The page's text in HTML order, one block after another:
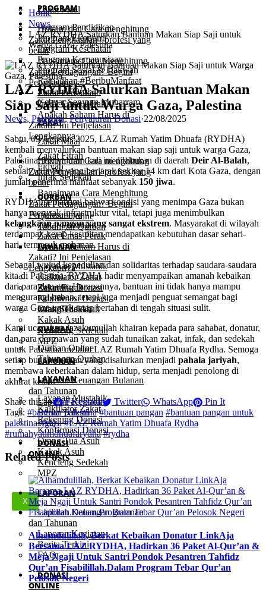
Zakat Maal
Hukum dan Cara menghitung
Zakat Penghasilan / profesi yang
benar
Bagaimana Cara Menghitung
Zakat Perdagangan? Begini
Penjelasannya
Zakat Pertanian
Zakat Emas Perak
Apakah Saham Harus di
Zakati? Ini Penjelasan
Lengkapnya
Zakat Fitrah
Fidyah
Infak Sedekah
QURBAN
Qurban Online
Tabungan Qurban
LAYANAN
Layanan Mustahik
Kalkulator Zakat
Rekening Donasi
Konfirmasi Donasi
Orang Tua Asuh
Kakak Asuh
Kencleng Sedekah
MPZ
LAPORAN
Laporan Keuangan Bulanan
dan Tahunan
Laporan Kegiatan
Berita Terkini
FAQ
DONASI
ONLINE
X
PROGRAM
Program Pendidikan
Program Ekonomi
Program Kesehatan
Program Kemanusiaan
Program Sosial & Dakwah
Ramadhan #BeribuManfaat
Semarak Qurban
Gebyar Senyum Muharram
ZAKAT
Zakat Maal
Hukum dan Cara menghitung
Zakat Penghasilan / profesi yang
benar
Bagaimana Cara Menghitung
Zakat Perdagangan? Begini
Penjelasannya
Zakat Pertanian
Zakat Emas Perak
Apakah Saham Harus di
Zakati? Ini Penjelasan
Lengkapnya
Zakat Fitrah
Fidyah
Infak Sedekah
QURBAN
Qurban Online
Tabungan Qurban
LAYANAN
Layanan Mustahik
Kalkulator Zakat
Rekening Donasi
Konfirmasi Donasi
Orang Tua Asuh
Kakak Asuh
Kencleng Sedekah
MPZ
LAPORAN
Laporan Keuangan Bulanan
dan Tahunan
Laporan Kegiatan
Berita Terkini
FAQ
DONASI
ONLINE
Home
News
LAZ RYDHA Salurkan Bantuan Makan Siap Saji untuk
Warga Gaza, Palestina
LAZ RYDHA Salurkan Bantuan Makan
Siap Saji untuk Warga Gaza, Palestina
News, Palestina,Penyaluran Donasi·22/08/2025
Sabtu, 09 Agustus 2025, LAZ Rumah Yatim Dhuafa (RYDHA)
kembali menyalurkan bantuan makan siap saji untuk warga Gaza,
Palestina. Penyaluran kali ini dilakukan di daerah Deir Al-Balah,
sebuah wilayah yang berjarak sekitar 14 km dari Kota Gaza, dengan
jumlah penerima manfaat sebanyak 150 jiwa.
RYDHA memahami bahwa kondisi yang menimpa Gaza bukan
hanya merusak infrastruktur vital, tetapi juga menimbulkan
kelangkaan pangan yang sangat ekstrem. Masyarakat di wilayah
terdampak kerap kesulitan mendapatkan kebutuhan dasar sehari-
hari, termasuk makanan.
Sebagai wujud kepedulian dan solidaritas terhadap saudara-saudara
kita di Palestina, RYDHA hadir menyampaikan amanah kebaikan
dari para donatur. Harapannya, bantuan ini tidak hanya mampu
mengurangi beban, tetapi juga menjadi penguat semangat bagi
warga Gaza untuk tetap bertahan di tengah situasi sulit.
Kami ucapakan Jazakumullah khairan kepada para sahabat, donatur,
dan para dermawan yang sudah tunaikan zakat, infak, dan sedekah
untuk Palestina melalui LAZ Rumah Yatim Dhuafa Rydha. Semoga
setiap butir kebaikan yang disalurkan menjadi pahala jariyah,
membawa keberkahan dalam hidup, serta menjadi penolong di
akhirat kelak.
Share this
Facebook Twitter WhatsApp
Pin It
Tags: #bantuan palestina #bantuan pangan #bantuan pangan untuk
palestina #gaza #LAZ Rumah Yatim Dhuafa Rydha
#rumahyatimdhuafarydha #rydha
Related Posts
Alhamdulillah, Berkat Kebaikan Donatur LinkAja
Bersama LAZ RYDHA, Hadirkan 36 Paket Al-Qur’an &
Meja Ngaji Untuk Santri Pondok Pesantren Tahfidz
Qur’an Fisabilillah.Dalam Program Tebar Qur’an
Pelosok Negeri